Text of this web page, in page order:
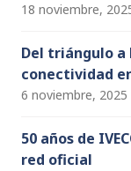
18 noviembre,
Del triángulo
conectividad
6 noviembre, 2025
50 años de
red oficial